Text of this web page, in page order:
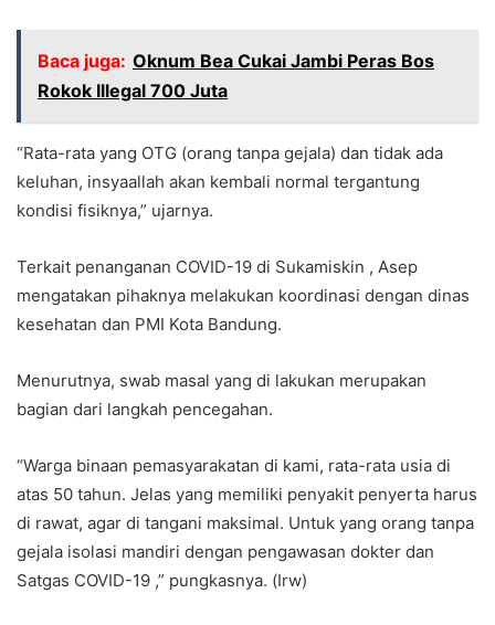
Baca juga: Oknum Bea Cukai Jambi Peras Bos
Rokok Illegal 700 Juta
“Rata-rata yang OTG (orang tanpa gejala) dan tidak ada
keluhan, insyaallah akan kembali normal tergantung
kondisi fisiknya,” ujarnya.
Terkait penanganan COVID-19 di Sukamiskin , Asep
mengatakan pihaknya melakukan koordinasi dengan dinas
kesehatan dan PMI Kota Bandung.
Menurutnya, swab masal yang di lakukan merupakan
bagian dari langkah pencegahan.
“Warga binaan pemasyarakatan di kami, rata-rata usia di
atas 50 tahun. Jelas yang memiliki penyakit penyerta harus
di rawat, agar di tangani maksimal. Untuk yang orang tanpa
gejala isolasi mandiri dengan pengawasan dokter dan
Satgas COVID-19 ,” pungkasnya. (Irw)